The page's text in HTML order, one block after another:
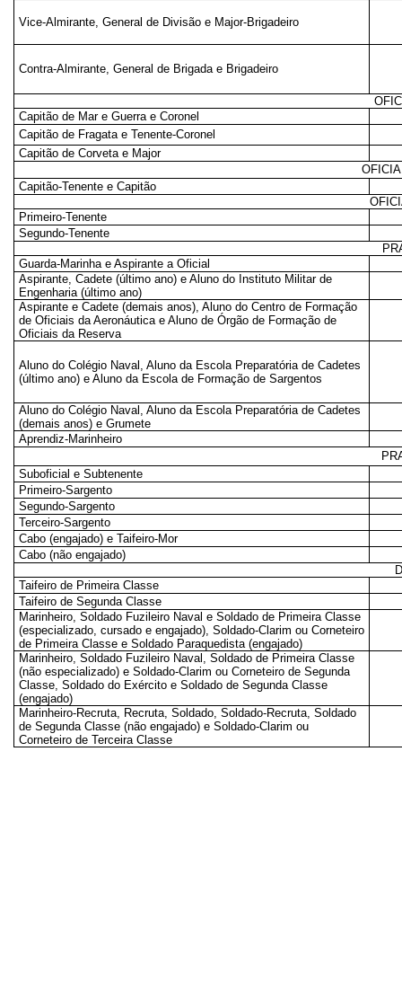
Vice-Almirante, General de Divisão e Major-Brigadeiro
Contra-Almirante, General de Brigada e Brigadeiro
Capitão de Mar e Guerra e Coronel
Capitão de Fragata e Tenente-Coronel
Capitão de Corveta e Major
Capitão-Tenente e Capitão
Primeiro-Tenente
Segundo-Tenente
Guarda-Marinha e Aspirante a Oficial
Aspirante, Cadete (último ano) e Aluno do Instituto Militar de
Engenharia (último ano)
Aspirante e Cadete (demais anos), Aluno do Centro de Formação
de Oficiais da Aeronáutica e Aluno de Órgão de Formação de
Oficiais da Reserva
Aluno do Colégio Naval, Aluno da Escola Preparatória de Cadetes
(último ano) e Aluno da Escola de Formação de Sargentos
Aluno do Colégio Naval, Aluno da Escola Preparatória de Cadetes
(demais anos) e Grumete
Aprendiz-Marinheiro
Suboficial e Subtenente
Primeiro-Sargento
Segundo-Sargento
Terceiro-Sargento
Cabo (engajado) e Taifeiro-Mor
Cabo (não engajado)
Taifeiro de Primeira Classe
Taifeiro de Segunda Classe
Marinheiro, Soldado Fuzileiro Naval e Soldado de Primeira Classe
(especializado, cursado e engajado), Soldado-Clarim ou Corneteiro
de Primeira Classe e Soldado Paraquedista (engajado)
Marinheiro, Soldado Fuzileiro Naval, Soldado de Primeira Classe
(não especializado) e Soldado-Clarim ou Corneteiro de Segunda
Classe, Soldado do Exército e Soldado de Segunda Classe
(engajado)
Marinheiro-Recruta, Recruta, Soldado, Soldado-Recruta, Soldado
de Segunda Classe (não engajado) e Soldado-Clarim ou
Corneteiro de Terceira Classe